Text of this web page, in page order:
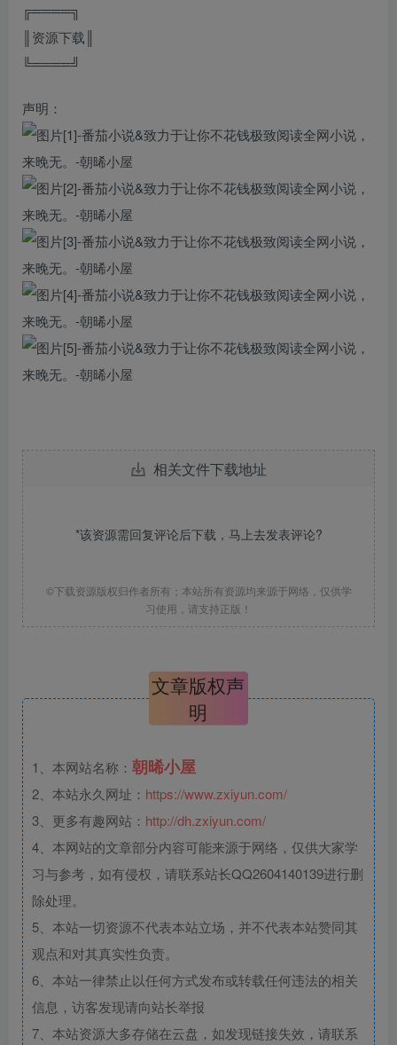
╔════╗
║资源下载║
╚════╝
声明：
相关文件下载地址
*该资源需回复评论后下载，马上去发表评论?
©下载资源版权归作者所有；本站所有资源均来源于网络，仅供学
习使用，请支持正版！
文章版权声
明
1、本网站名称： 朝晞小屋
2、本站永久网址： https://www.zxiyun.com/
3、更多有趣网站： http://dh.zxiyun.com/
4、本网站的文章部分内容可能来源于网络，仅供大家学
习与参考，如有侵权，请联系站长QQ2604140139进行删
除处理。
5、本站一切资源不代表本站立场，并不代表本站赞同其
观点和对其真实性负责。
6、本站一律禁止以任何方式发布或转载任何违法的相关
信息，访客发现请向站长举报
7、本站资源大多存储在云盘，如发现链接失效，请联系